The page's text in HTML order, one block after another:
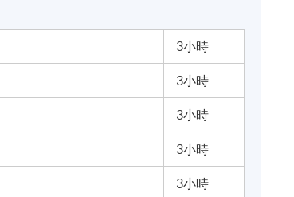
3小時
3小時
3小時
3小時
3小時